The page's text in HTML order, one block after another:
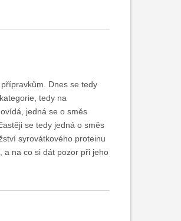
Dnes se tedy
tedy na
jedná se o směs
se tedy jedná o směs
syrovátkového proteinu
a na co si dát pozor při jeho